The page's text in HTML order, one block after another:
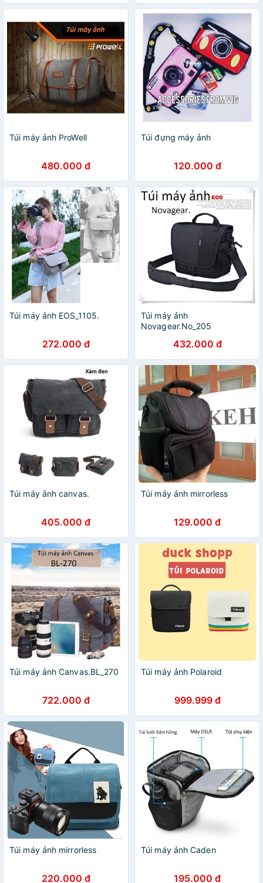
Túi máy ảnh ProWell
480.000 đ
Túi đựng máy ảnh
120.000 đ
Túi máy ảnh EOS_1105.
272.000 đ
Túi máy ảnh
Novagear.No_205
432.000 đ
Túi máy ảnh canvas.
405.000 đ
Túi máy ảnh mirrorless
129.000 đ
Túi máy ảnh Canvas.BL_270
722.000 đ
Túi máy ảnh Polaroid
999.999 đ
Túi máy ảnh mirrorless
220.000 đ
Túi máy ảnh Caden
195.000 đ